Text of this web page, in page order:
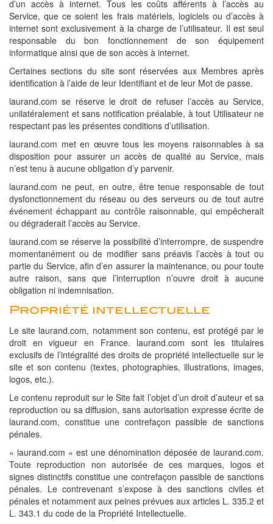
d’un accès à internet. Tous les coûts afférents à l’accès au
Service, que ce soient les frais matériels, logiciels ou d’accès à
internet sont exclusivement à la charge de l’utilisateur. Il est seul
responsable du bon fonctionnement de son équipement
informatique ainsi que de son accès à internet.
Certaines sections du site sont réservées aux Membres après
identification à l’aide de leur Identifiant et de leur Mot de passe.
laurand.com se réserve le droit de refuser l’accès au Service,
unilatéralement et sans notification préalable, à tout Utilisateur ne
respectant pas les présentes conditions d’utilisation.
laurand.com met en œuvre tous les moyens raisonnables à sa
disposition pour assurer un accès de qualité au Service, mais
n’est tenu à aucune obligation d’y parvenir.
laurand.com ne peut, en outre, être tenue responsable de tout
dysfonctionnement du réseau ou des serveurs ou de tout autre
événement échappant au contrôle raisonnable, qui empêcherait
ou dégraderait l’accès au Service.
laurand.com se réserve la possibilité d’interrompre, de suspendre
momentanément ou de modifier sans préavis l’accès à tout ou
partie du Service, afin d’en assurer la maintenance, ou pour toute
autre raison, sans que l’interruption n’ouvre droit à aucune
obligation ni indemnisation.
Propriété intellectuelle
Le site laurand.com, notamment son contenu, est protégé par le
droit en vigueur en France. laurand.com sont les titulaires
exclusifs de l’intégralité des droits de propriété intellectuelle sur le
site et son contenu (textes, photographies, illustrations, images,
logos, etc.).
Le contenu reproduit sur le Site fait l’objet d’un droit d’auteur et sa
reproduction ou sa diffusion, sans autorisation expresse écrite de
laurand.com, constitue une contrefaçon passible de sanctions
pénales.
« laurand.com » est une dénomination déposée de laurand.com.
Toute reproduction non autorisée de ces marques, logos et
signes distinctifs constitue une contrefaçon passible de sanctions
pénales. Le contrevenant s’expose à des sanctions civiles et
pénales et notamment aux peines prévues aux articles L. 335.2 et
L. 343.1 du code de la Propriété Intellectuelle.